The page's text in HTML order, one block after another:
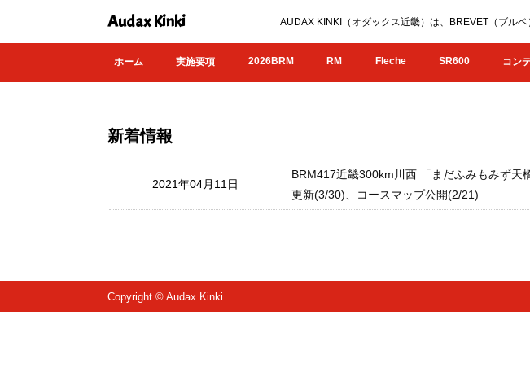
Audax Kinki AUDAX KINKI（オダックス近畿）は、BREVET（ブル
ホーム 実施要項 2026BRM RM Fleche SR600 コン
新着情報
2021年04月11日
BRM417近畿300km川西 「まだふみもみず天
更新(3/30)、コースマップ公開(2/21)
Copyright © Audax Kinki